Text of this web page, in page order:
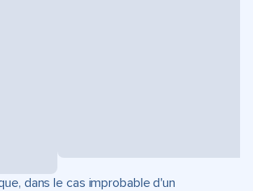
dans le cas improbable d'un